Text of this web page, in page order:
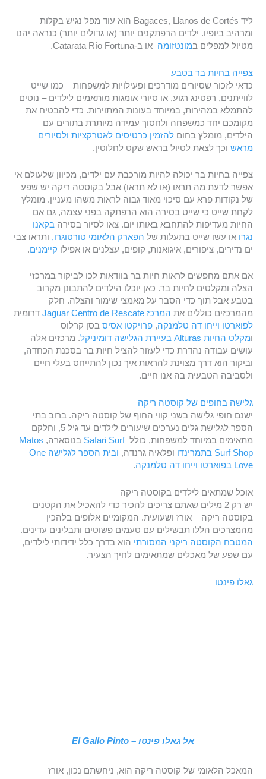
ליד Bagaces, Llanos de Cortés הוא עוד מפל נגיש בקלות
ומרהיב ביופיו. ילדים הרפתקנים יותר (או גדולים יותר) כנראה יהנו
מטיול למפלים במונטזומה או ב-Catarata Río Fortuna.
צפייה בחיות בר בטבע
כדאי לזכור שסיורים מודרכים ופעילויות למשפחות – כמו שייט
לווייתנים, רפטינג רגוע, או סיורי אומגות מותאמים לילדים – נוטים
להתמלא במהירות, במיוחד בעונות המתוירות. כדי להבטיח את
מקומכם יחד כמשפחה ולחסוך עמידה מיותרת בתורים עם
הילדים, מומלץ בחוםלהזמין כרטיסים לאטרקציות ולסיורים
מראש וכך לצאת לטיול בראש שקט לחלוטין.
צפייה בחיות בר יכולה להיות מורכבת עם ילדים, מכיוון שלעולם אי
אפשר לדעת מה תראו (או לא תראו) אבל בקוסטה ריקה יש שפע
של נקודות פרא עם סיכוי מאוד גבוה לראות משהו מעניין. מומלץ
לקחת שייט כי שייט בסירה הוא הרפתקה בפני עצמה, גם אם
החיות מעדיפות להתחבא באותו יום. צאו לסיור בסירה בקאנו
נגרו או עשו שייט בתעלות של הפארק הלאומי טורטוגרו, ותראו צבי
ים נדירים, ציפורים, איגואנות, קופים, עצלנים או אפילו קיימנים.
אם אתם מחפשים לראות חיות בר בוודאות לכו לביקור במרכזי
הצלה ומקלטים לחיות בר. כאן יוכלו הילדים להתבונן מקרוב
בטבע אבל תוך כדי הסבר על מאמצי שימור והצלה. חלק
מהמרכזים כוללים את המרכז Jaguar Centro de Rescate
דרומית
לפוארטו וייחו דה טלמנקה,פרויקטו אסיס בסן קרלוס
ומקלט החיות Alturas בעיירת הגלישה דומיניקל. מרכזים אלה
עושים עבודה נהדרת כדי לעזור להציל חיות בר בסכנת הכחדה,
וביקור הוא דרך מצוינת להראות איך נכון להתייחס בעלי חיים
ולסביבה הטבעית בה אנו חיים.
גלישה בחופים של קוסטה ריקה
ישנם חופי גלישה בשני קווי החוף של קוסטה ריקה. ברוב בתי
הספר לגלישת גלים נערכים שיעורים לילדים עד גיל 5, וחלקם
מתאימים במיוחד למשפחות, כוללSafari Surf בנוסארה, Matos
Surf Shop בתמרינדו ופלאיה גרנדה,
ובית הספר לגלישה One
Love בפוארטו וייחו דה טלמנקה.
אוכל שמתאים לילדים בקוסטה ריקה
יש רק 2 מילים שאתם צריכים להכיר כדי להאכיל את הקטנים
בקוסטה ריקה – אורז ושעועית. המקומיים אלופים בלהכין
מהמצרכים הללו תבשילים עם טעמים פשוטים ותבלינים עדינים.
המטבח הקוסטה ריקני המסורתי הוא בדרך כלל ידידותי לילדים,
עם שפע של מאכלים שמתאימים לחיך הצעיר.
גאלו פינטו
אל גאלו פינטו – El Gallo Pinto
המאכל הלאומי של קוסטה ריקה הוא, ניחשתם נכון, אורז